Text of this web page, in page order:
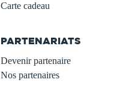
Carte cadeau
PARTENARIATS
Devenir partenaire
Nos partenaires